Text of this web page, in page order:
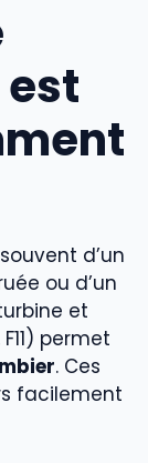
d’un
ou d’un
et
permet
. Ces
facilement